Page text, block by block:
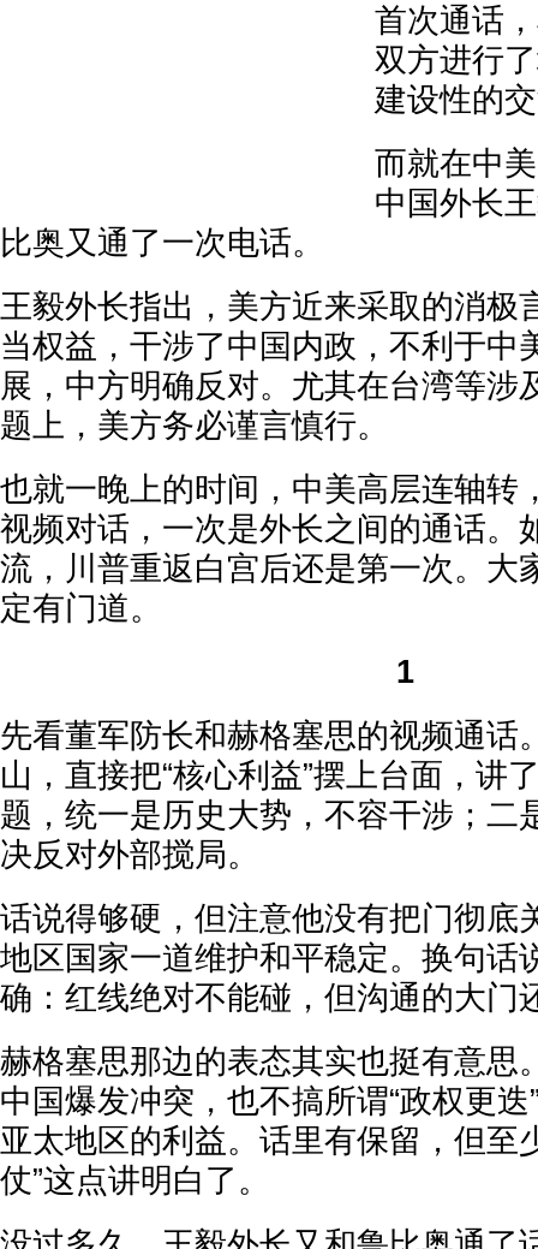
首次通话
双方进行
建设性的
而就在中
中国外长
比奥又通了一次电话。
王毅外长指出，美方近来采取的消极
当权益，干涉了中国内政，不利于中
展，中方明确反对。尤其在台湾等涉
题上，美方务必谨言慎行。
也就一晚上的时间，中美高层连轴转
视频对话，一次是外长之间的通话。
流，川普重返白宫后还是第一次。大
定有门道。
1
先看董军防长和赫格塞思的视频通话
山，直接把“核心利益”摆上台面，讲
题，统一是历史大势，不容干涉；二
决反对外部搅局。
话说得够硬，但注意他没有把门彻底
地区国家一道维护和平稳定。换句话
确：红线绝对不能碰，但沟通的大门
赫格塞思那边的表态其实也挺有意思
中国爆发冲突，也不搞所谓“政权更
亚太地区的利益。话里有保留，但至
仗”这点讲明白了。